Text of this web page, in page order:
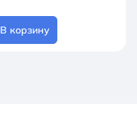
В корзину